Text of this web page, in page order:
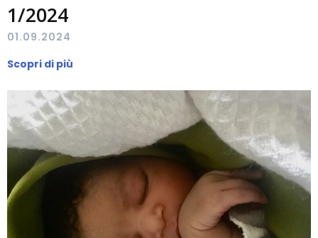
1/2024
01.09.2024
Scopri di più